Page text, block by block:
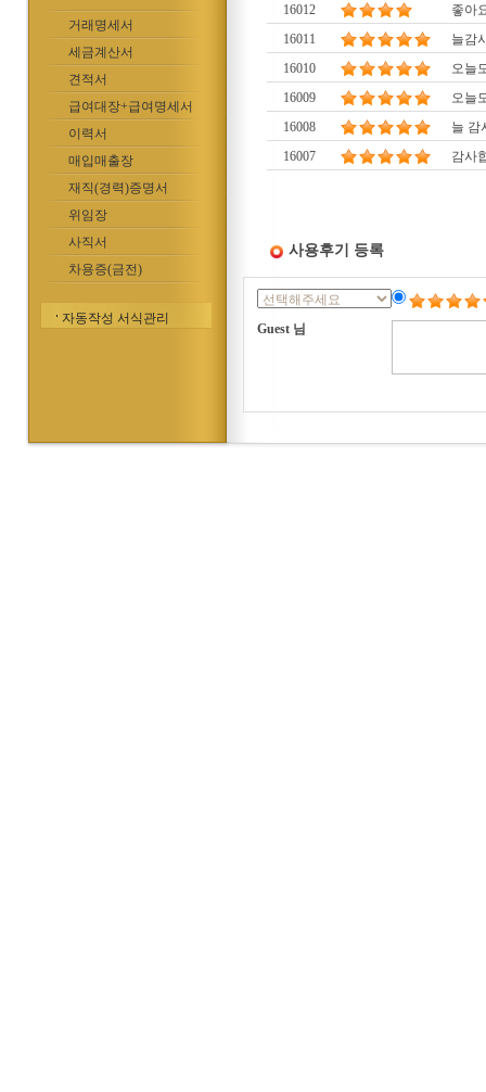
거래명세서
세금계산서
견적서
급여대장+급여명세서
이력서
매입매출장
재직(경력)증명서
위임장
사직서
차용증(금전)
자동작성 서식관리
16012
좋아
16011
늘감
16010
오늘
16009
오늘
16008
늘 감
16007
감사
사용후기 등록
Guest 님